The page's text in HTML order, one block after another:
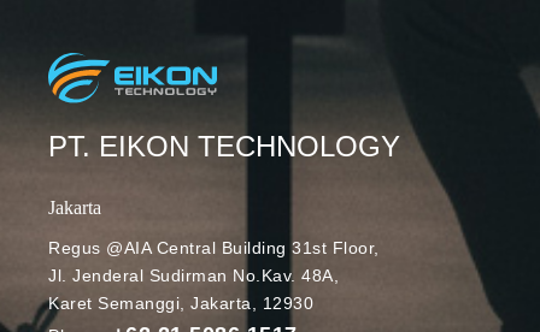
menemukan
Workspace
membantu
fokus dan
produktivitas
mereka
PT. EIKON TECHNOLOGY
Jakarta
Regus @AIA Central Building 31st Floor,
Jl. Jenderal Sudirman No.Kav. 48A,
Karet Semanggi, Jakarta, 12930